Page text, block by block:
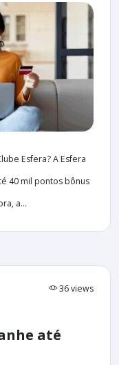
Esfera? A Esfera
40 mil pontos bônus
a...
36 views
até